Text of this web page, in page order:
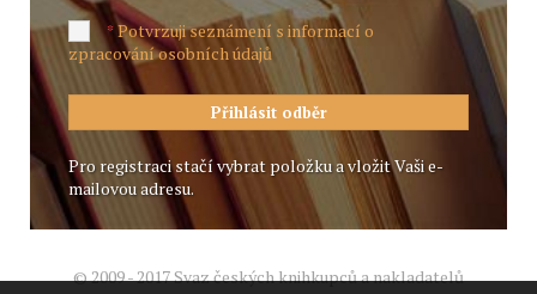
*Potvrzuji seznámení s informací o
zpracování osobních údajů
Pro registraci stačí vybrat položku a vložit Vaši e-
mailovou adresu.
© 2009 - 2017 Svaz českých knihkupců a nakladatelů